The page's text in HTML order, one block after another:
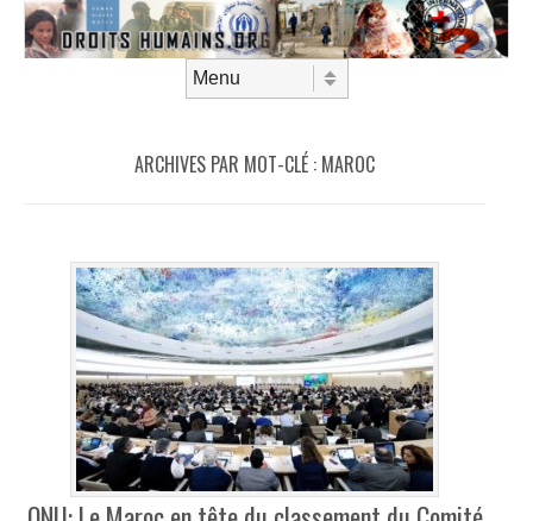
ARCHIVES PAR MOT-CLÉ : MAROC